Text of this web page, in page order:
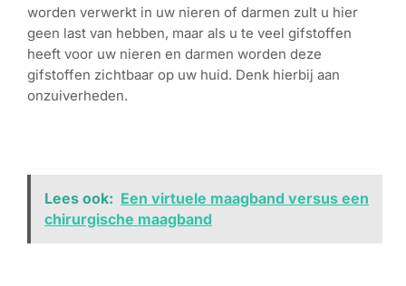
worden verwerkt in uw nieren of darmen zult u hier
geen last van hebben, maar als u te veel gifstoffen
heeft voor uw nieren en darmen worden deze
gifstoffen zichtbaar op uw huid. Denk hierbij aan
onzuiverheden.
Lees ook: Een virtuele maagband versus een
chirurgische maagband